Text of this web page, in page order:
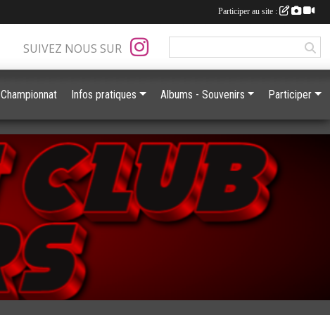
SUIVEZ NOUS SUR
Championnat Infos pratiques Albums - Souvenirs Participer
Participer au site :